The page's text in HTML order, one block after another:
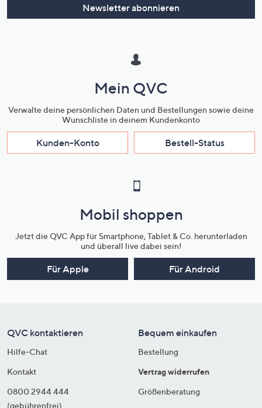
Newsletter abonnieren
Mein QVC
Verwalte deine persönlichen Daten und Bestellungen sowie deine
Wunschliste in deinem Kundenkonto
Kunden-Konto Bestell-Status
Mobil shoppen
Jetzt die QVC App für Smartphone, Tablet & Co. herunterladen
und überall live dabei sein!
Für Apple Für Android
QVC kontaktieren
Hilfe-Chat
Kontakt
0800 2944 444
(gebührenfrei)
Bequem einkaufen
Bestellung
Vertrag widerrufen
Größenberatung